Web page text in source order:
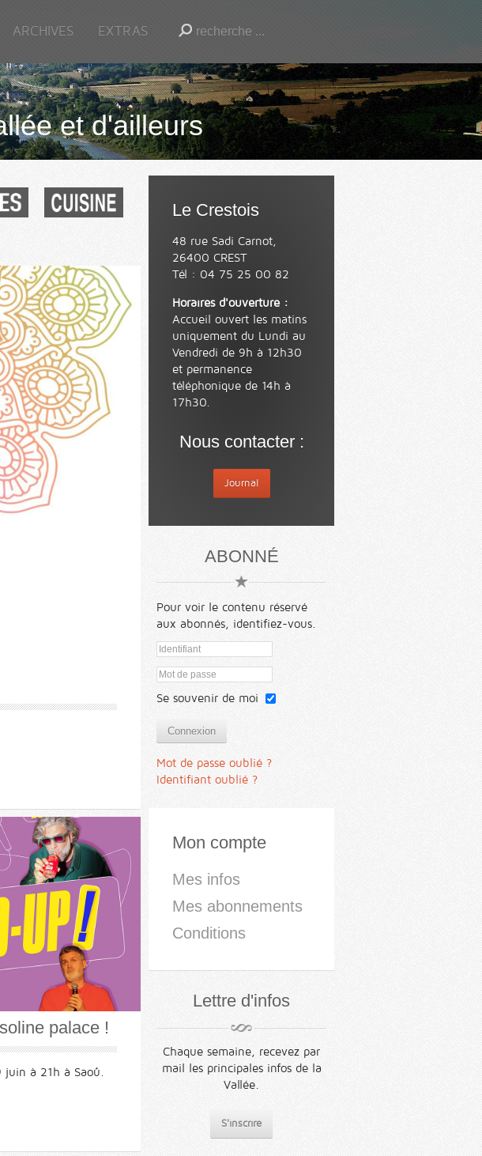
ARCHIVES EXTRAS
et d'ailleurs
palace !
juin à 21h à Saoû.
Le Crestois
48 rue Sadi Carnot,
26400 CREST
Tél : 04 75 25 00 82
Horaires d'ouverture :
Accueil ouvert les matins
uniquement du Lundi au
Vendredi de 9h à 12h30
et permanence
téléphonique de 14h à
17h30.
Nous contacter :
Journal
ABONNÉ
Pour voir le contenu réservé
aux abonnés, identifiez-vous.
Se souvenir de moi
Connexion
Mot de passe oublié ?
Identifiant oublié ?
Mon compte
Mes infos
Mes abonnements
Conditions
Lettre d'infos
Chaque semaine, recevez par
mail les principales infos de la
Vallée.
S'inscrire